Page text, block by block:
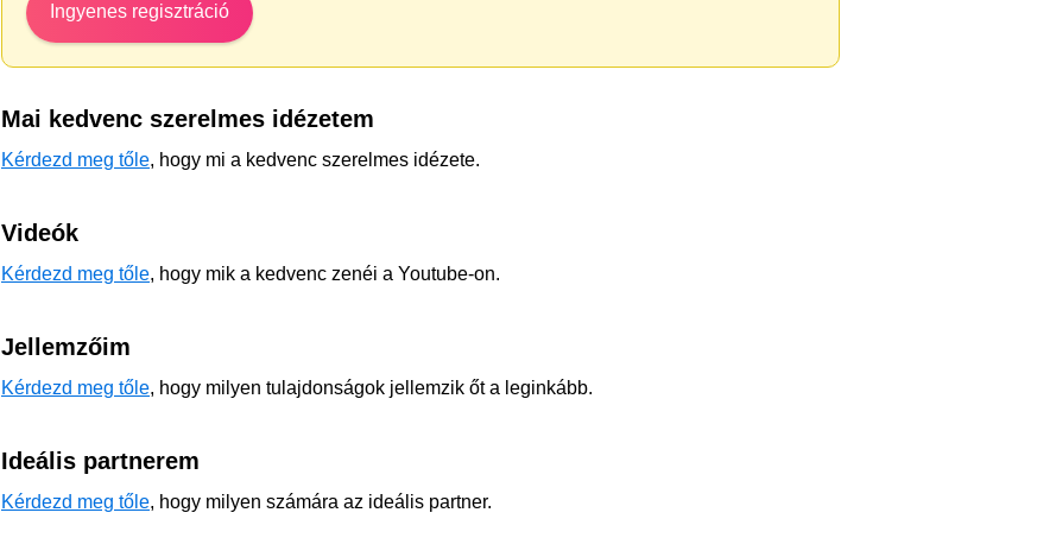
Ingyenes regisztráció
Mai kedvenc szerelmes idézetem
Kérdezd meg tőle, hogy mi a kedvenc szerelmes idézete.
Videók
Kérdezd meg tőle, hogy mik a kedvenc zenéi a Youtube-on.
Jellemzőim
Kérdezd meg tőle, hogy milyen tulajdonságok jellemzik őt a leginkább.
Ideális partnerem
Kérdezd meg tőle, hogy milyen számára az ideális partner.